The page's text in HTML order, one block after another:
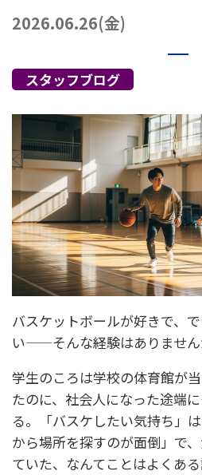
2026.06.26(金)
スタッフブログ
バスケットボールが好きで、
い——そんな経験はありません
学生のころは学校の体育館が
たのに、社会人になった途端
る。「バスケしたい気持ち」
から場所を探すのが面倒」で
ていた、なんてことはよくある